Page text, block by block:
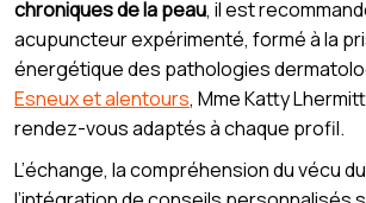
chroniques de la peau, il est
acupuncteur expérimenté, formé à la
énergétique des pathologies
Esneux et alentours, Mme Katty
rendez-vous adaptés à chaque profil.
L’échange, la compréhension du vécu